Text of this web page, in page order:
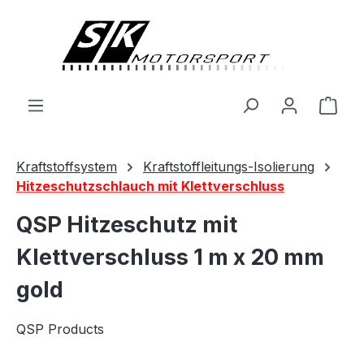
Kraftstoffsystem
Kraftstoffleitungs-Isolierung
Hitzeschutzschlauch mit Klettverschluss
QSP Hitzeschutz mit
Klettverschluss 1 m x 20 mm
gold
QSP Products